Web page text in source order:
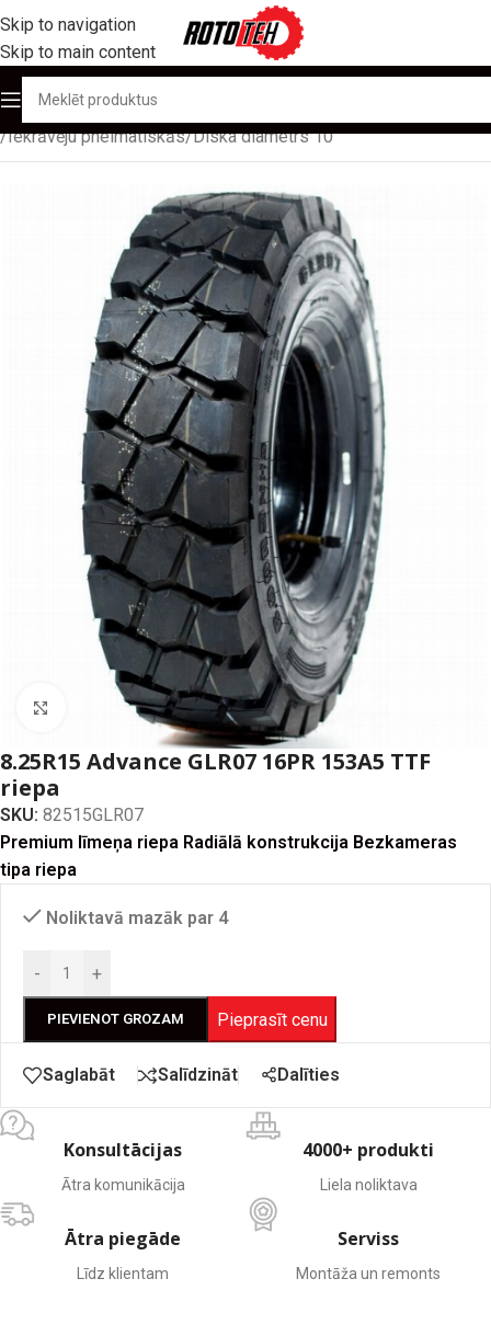
Skip to navigation
Skip to main content
Sākums/Produktu katalogs
/Iekrāvēju pneimatiskās/Diska diametrs 10''
Click to enlarge
8.25R15 Advance GLR07 16PR 153A5 TTF
riepa
SKU: 82515GLR07
Premium līmeņa riepa Radiālā konstrukcija Bezkameras
tipa riepa
Noliktavā mazāk par 4
- +
PIEVIENOT GROZAM Pieprasīt cenu
Saglabāt Salīdzināt Dalīties
Konsultācijas
Ātra komunikācija
4000+ produkti
Liela noliktava
Ātra piegāde
Līdz klientam
Serviss
Montāža un remonts